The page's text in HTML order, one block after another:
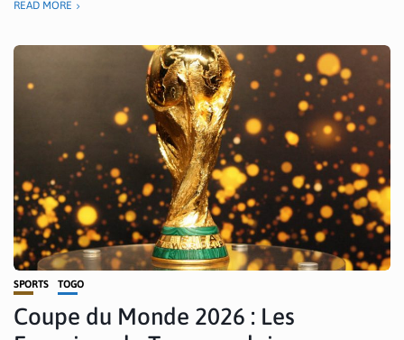
READ MORE
SPORTS TOGO
Coupe du Monde 2026 : Les